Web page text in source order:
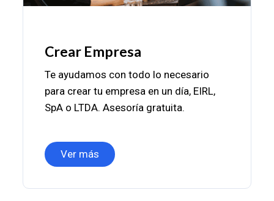
Crear Empresa
Te ayudamos con todo lo necesario
para crear tu empresa en un día, EIRL,
SpA o LTDA. Asesoría gratuita.
Ver más